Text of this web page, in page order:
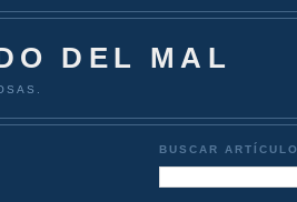
DEL MAL
BUSCAR ARTÍCULO